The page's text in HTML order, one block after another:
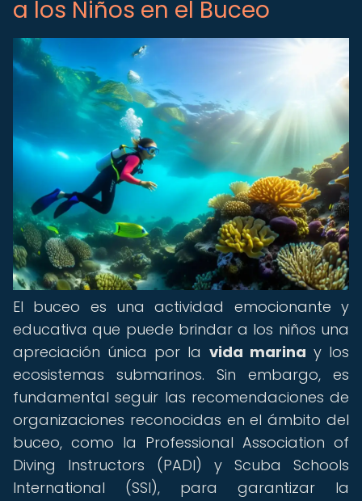
a los Niños en el Buceo
El buceo es una actividad emocionante y
educativa que puede brindar a los niños una
apreciación única por la vida marina y los
ecosistemas submarinos. Sin embargo, es
fundamental seguir las recomendaciones de
organizaciones reconocidas en el ámbito del
buceo, como la Professional Association of
Diving Instructors (PADI) y Scuba Schools
International (SSI), para garantizar la